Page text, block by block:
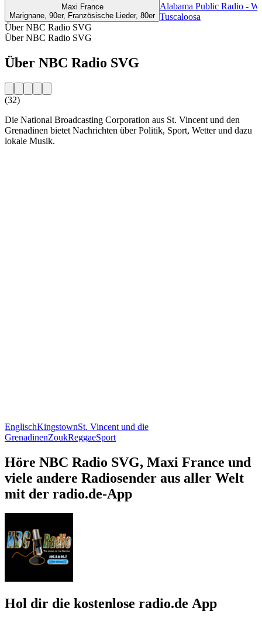
Maxi France
Marignane, 90er, Französische Lieder, 80er
Alabama Public Radio -
Tuscaloosa
Über NBC Radio SVG
Über NBC Radio SVG
Über NBC Radio SVG
(32)
Die National Broadcasting Corporation aus St. Vincent und den
Grenadinen bietet Nachrichten über Politik, Sport, Wetter und dazu
lokale Musik.
EnglischKingstownSt. Vincent und die
GrenadinenZoukReggaeSport
Höre NBC Radio SVG, Maxi France und
viele andere Radiosender aus aller Welt
mit der radio.de-App
Hol dir die kostenlose radio.de App